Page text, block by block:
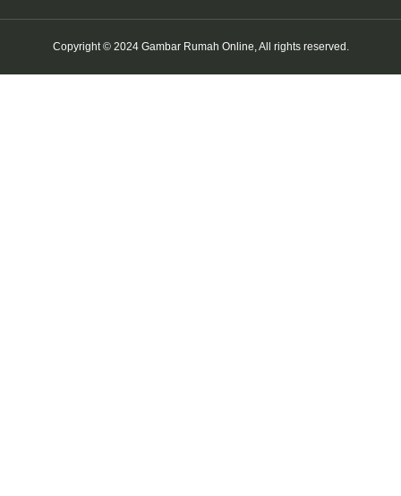
Copyright © 2024 Gambar Rumah Online, All rights reserved.